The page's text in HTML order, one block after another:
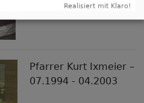
Pfarrer Kurt Ixmeier –
07.1994 - 04.2003
Realisiert mit Klaro!